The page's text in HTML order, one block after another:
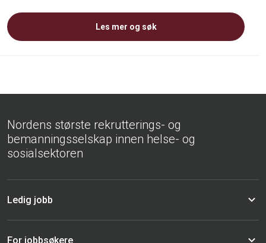
Les mer og søk
Nordens største rekrutterings- og
bemanningsselskap innen helse- og
sosialsektoren
Ledig jobb
For jobbsøkere